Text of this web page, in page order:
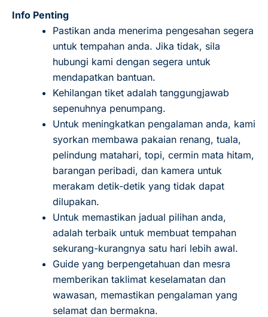
Info Penting
Pastikan anda menerima pengesahan segera
untuk tempahan anda. Jika tidak, sila
hubungi kami dengan segera untuk
mendapatkan bantuan.
Kehilangan tiket adalah tanggungjawab
sepenuhnya penumpang.
Untuk meningkatkan pengalaman anda, kami
syorkan membawa pakaian renang, tuala,
pelindung matahari, topi, cermin mata hitam,
barangan peribadi, dan kamera untuk
merakam detik-detik yang tidak dapat
dilupakan.
Untuk memastikan jadual pilihan anda,
adalah terbaik untuk membuat tempahan
sekurang-kurangnya satu hari lebih awal.
Guide yang berpengetahuan dan mesra
memberikan taklimat keselamatan dan
wawasan, memastikan pengalaman yang
selamat dan bermakna.